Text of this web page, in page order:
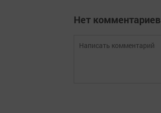
Нет комментариев